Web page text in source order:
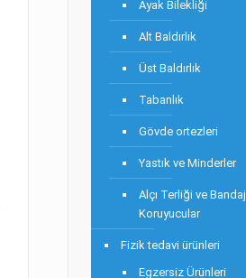
Ayak Bilekliği
Alt Baldırlık
Üst Baldırlık
Tabanlık
Gövde ortezleri
Yastık ve Minderler
Alçı Terliği ve Bandaj
Koruyucular
Fizik tedavi ürünleri
Egzersiz Ürünleri